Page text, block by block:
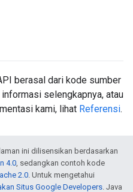
berasal dari kode sumber
informasi selengkapnya, atau
kami, lihat Referensi.
ini dilisensikan berdasarkan
4.0, sedangkan contoh kode
2.0. Untuk mengetahui
Situs Google Developers. Java